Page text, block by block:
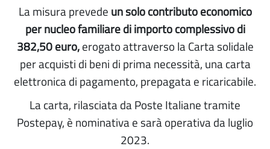
La misura prevede un solo contributo economico
per nucleo familiare di importo complessivo di
382,50 euro,erogato attraverso la Carta solidale
per acquisti di beni di prima necessità, una carta
elettronica di pagamento, prepagata e ricaricabile.
La carta, rilasciata da Poste Italiane tramite
Postepay, è nominativa e sarà operativa da luglio
2023.